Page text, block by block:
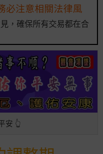
必注意相關法律風
，確保所有交易都在合
安 👆